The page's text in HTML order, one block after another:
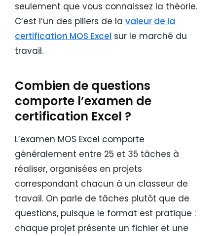
seulement que vous connaissez la théorie.
C’est l’un des piliers de la valeur de la
certification MOS Excel sur le marché du
travail.
Combien de questions
comporte l’examen de
certification Excel ?
L’examen MOS Excel comporte
généralement entre 25 et 35 tâches à
réaliser, organisées en projets
correspondant chacun à un classeur de
travail. On parle de tâches plutôt que de
questions, puisque le format est pratique :
chaque projet présente un fichier et une